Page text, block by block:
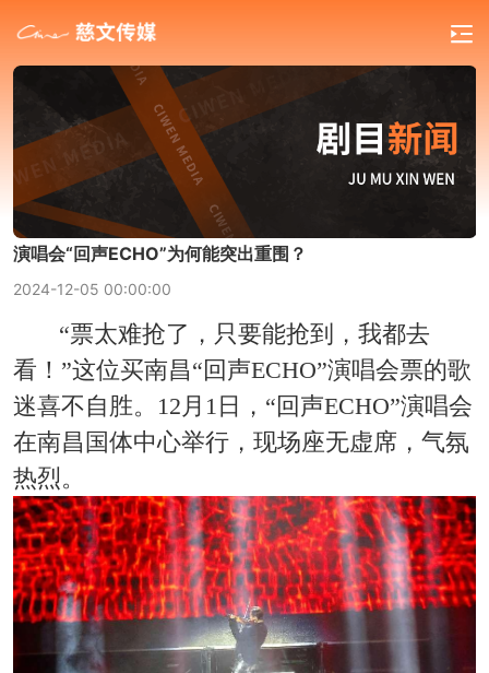
演唱会“回声ECHO”为何能突出重围？
2024-12-05 00:00:00
“票太难抢了，只要能抢到，我都去
看！”这位买南昌“回声ECHO”演唱会票的歌
迷喜不自胜。12月1日，“回声ECHO”演唱会
在南昌国体中心举行，现场座无虚席，气氛
热烈。